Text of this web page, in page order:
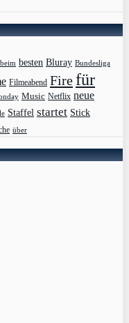
beim besten Bluray Bundesliga
Filmeabend Firefür
Music Netflix neue
Staffel startet Stick
über